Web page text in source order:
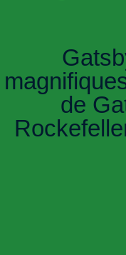
de